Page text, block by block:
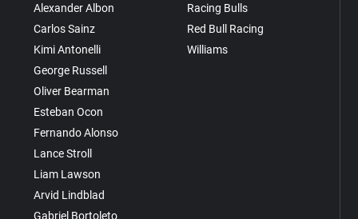
Alexander Albon
Carlos Sainz
Kimi Antonelli
George Russell
Oliver Bearman
Esteban Ocon
Fernando Alonso
Lance Stroll
Liam Lawson
Arvid Lindblad
Gabriel Bortoleto
Racing Bulls
Red Bull Racing
Williams